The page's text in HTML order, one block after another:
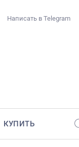
Написать в Telegram
КУПИТЬ